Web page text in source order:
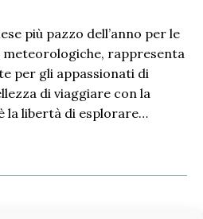
meteorologiche, rappresenta
per gli appassionati di
di viaggiare con la
la libertà di esplorare…